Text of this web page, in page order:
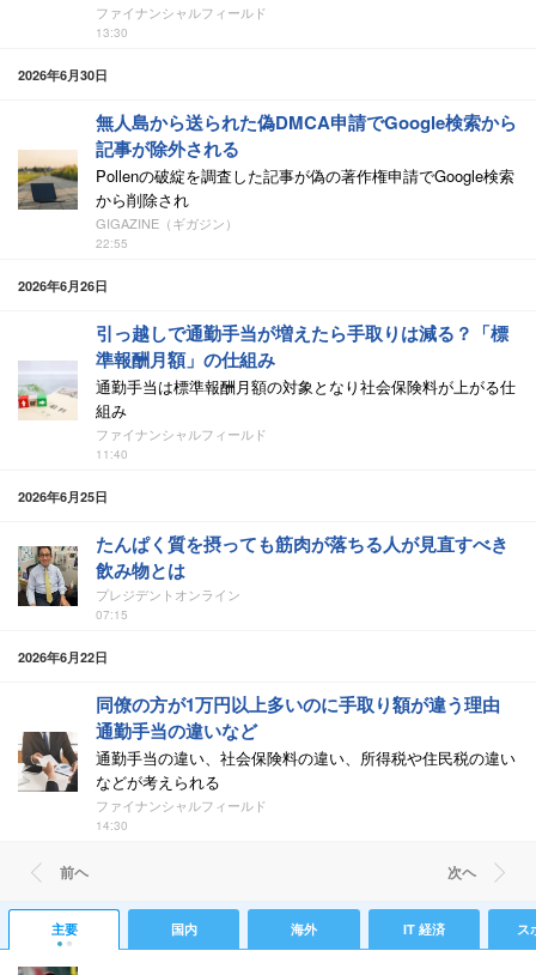
ファイナンシャルフィールド
13:30
2026年6月30日
無人島から送られた偽DMCA申請でGoogle検索から
記事が除外される
Pollenの破綻を調査した記事が偽の著作権申請でGoogle検索
から削除され
GIGAZINE（ギガジン）
22:55
2026年6月26日
引っ越しで通勤手当が増えたら手取りは減る？「標
準報酬月額」の仕組み
通勤手当は標準報酬月額の対象となり社会保険料が上がる仕
組み
ファイナンシャルフィールド
11:40
2026年6月25日
たんぱく質を摂っても筋肉が落ちる人が見直すべき
飲み物とは
プレジデントオンライン
07:15
2026年6月22日
同僚の方が1万円以上多いのに手取り額が違う理由
通勤手当の違いなど
通勤手当の違い、社会保険料の違い、所得税や住民税の違い
などが考えられる
ファイナンシャルフィールド
14:30
前ヘ 次ヘ
主要 国内 海外 IT 経済 ス